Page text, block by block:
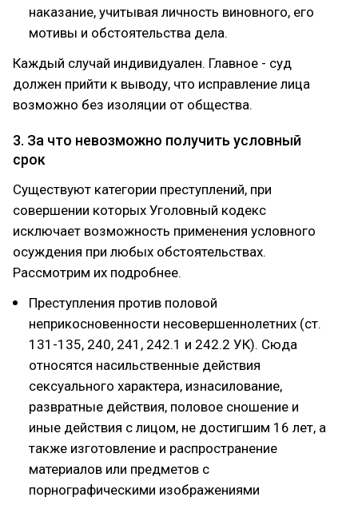
наказание, учитывая личность виновного, его
мотивы и обстоятельства дела.
Каждый случай индивидуален. Главное - суд
должен прийти к выводу, что исправление лица
возможно без изоляции от общества.
3. За что невозможно получить условный
срок
Существуют категории преступлений, при
совершении которых Уголовный кодекс
исключает возможность применения условного
осуждения при любых обстоятельствах.
Рассмотрим их подробнее.
Преступления против половой
неприкосновенности несовершеннолетних (ст.
131-135, 240, 241, 242.1 и 242.2 УК). Сюда
относятся насильственные действия
сексуального характера, изнасилование,
развратные действия, половое сношение и
иные действия с лицом, не достигшим 16 лет, а
также изготовление и распространение
материалов или предметов с
порнографическими изображениями